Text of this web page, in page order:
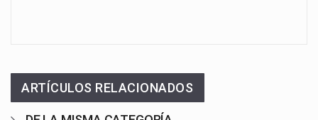
ARTÍCULOS RELACIONADOS